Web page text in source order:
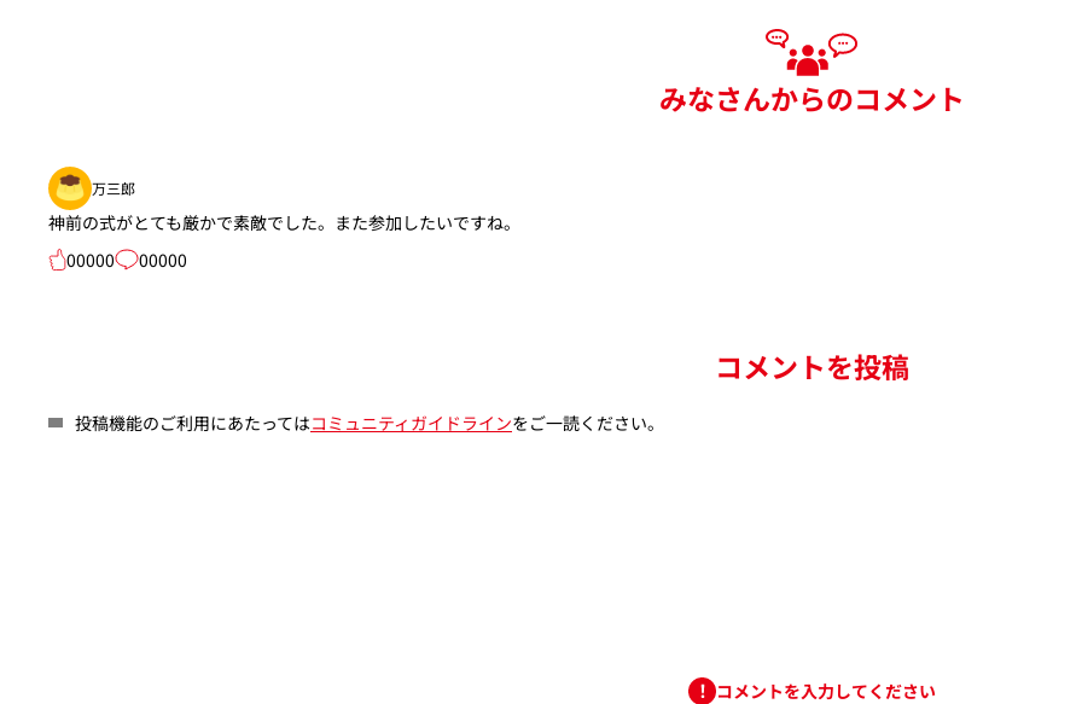
みなさんからのコメント
万三郎
神前の式がとても厳かで素敵でした。また参加したいですね。
00000
00000
コメントを投稿
投稿機能のご利用にあたってはコミュニティガイドラインをご一読ください。
コメントを入力してください